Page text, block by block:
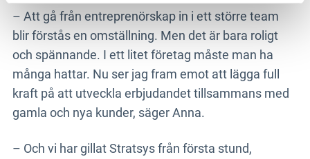
– Att gå från entreprenörskap in i ett större team
blir förstås en omställning. Men det är bara roligt
och spännande. I ett litet företag måste man ha
många hattar. Nu ser jag fram emot att lägga full
kraft på att utveckla erbjudandet tillsammans med
gamla och nya kunder, säger Anna.
– Och vi har gillat Stratsys från första stund,